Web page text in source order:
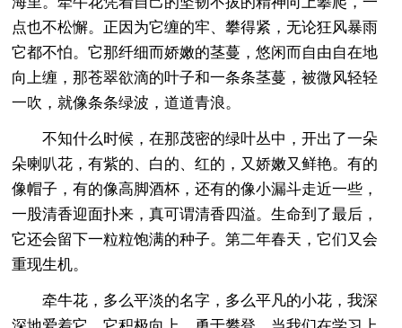
点也不松懈。正因为它缠的牢、攀得紧，无论狂风暴雨
它都不怕。它那纤细而娇嫩的茎蔓，悠闲而自由自在地
向上缠，那苍翠欲滴的叶子和一条条茎蔓，被微风轻轻
一吹，就像条条绿波，道道青浪。
不知什么时候，在那茂密的绿叶丛中，开出了一朵
朵喇叭花，有紫的、白的、红的，又娇嫩又鲜艳。有的
像帽子，有的像高脚酒杯，还有的像小漏斗走近一些，
一股清香迎面扑来，真可谓清香四溢。生命到了最后，
它还会留下一粒粒饱满的种子。第二年春天，它们又会
重现生机。
牵牛花，多么平淡的名字，多么平凡的小花，我深